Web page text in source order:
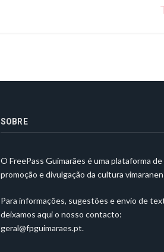
SOBRE
O FreePass Guimarães é uma plataforma de
promoção e divulgação da cultura
Para informações, sugestões e envio de
deixamos aqui o nosso contacto:
geral@fpguimaraes.pt.